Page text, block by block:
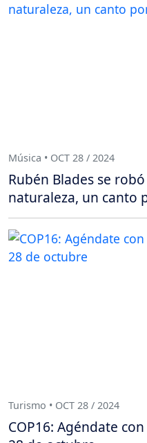
Música • OCT 28 / 2024
Rubén Blades se
naturaleza, un canto
Turismo • OCT 28 / 2024
COP16: Agéndate